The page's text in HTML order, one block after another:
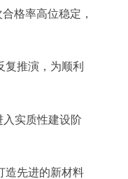
格率高位稳定，
推演，为顺利
实质性建设阶
先进的新材料